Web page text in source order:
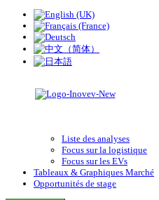
Liste des analyses
Focus sur la logistique
Focus sur les EVs
Tableaux & Graphiques Marché
Opportunités de stage